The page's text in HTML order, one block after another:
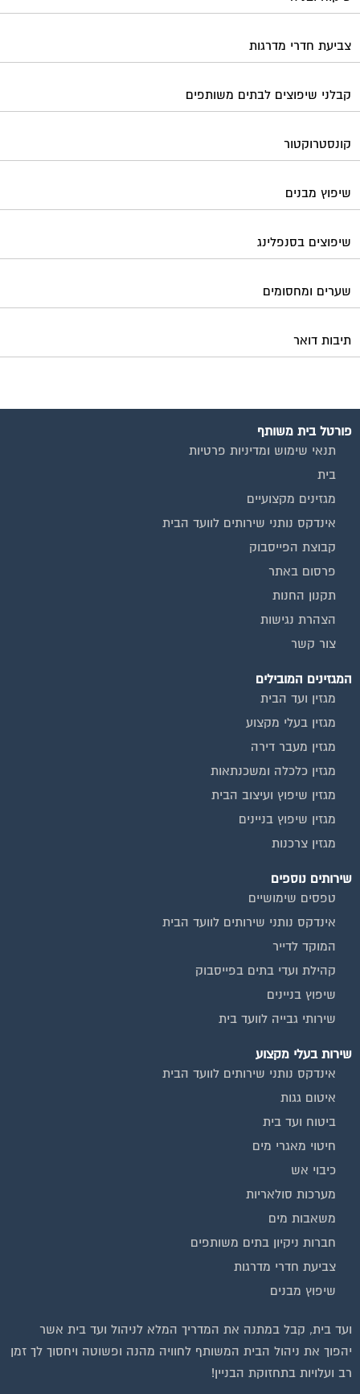
צביעת חדרי מדרגות
קבלני שיפוצים לבתים משותפים
קונסטרוקטור
שיפוץ מבנים
שיפוצים בסנפלינג
שערים ומחסומים
תיבות דואר
פורטל בית משותף
תנאי שימוש ומדיניות פרטיות
בית
מגזינים מקצועיים
אינדקס נותני שירותים לוועד הבית
קבוצת הפייסבוק
פרסום באתר
תקנון החנות
הצהרת נגישות
צור קשר
המגזינים המובילים
מגזין ועד הבית
מגזין בעלי מקצוע
מגזין מעבר דירה
מגזין כלכלה ומשכנתאות
מגזין שיפוץ ועיצוב הבית
מגזין שיפוץ בניינים
מגזין צרכנות
שירותים נוספים
טפסים שימושיים
אינדקס נותני שירותים לוועד הבית
המוקד לדייר
קהילת ועדי בתים בפייסבוק
שיפוץ בניינים
שירותי גבייה לוועד בית
שירות בעלי מקצוע
אינדקס נותני שירותים לוועד הבית
איטום גגות
ביטוח ועד בית
חיטוי מאגרי מים
כיבוי אש
מערכות סולאריות
משאבות מים
חברות ניקיון בתים משותפים
צביעת חדרי מדרגות
שיפוץ מבנים
ועד בית, קבל במתנה את המדריך המלא לניהול ועד בית אשר
יהפוך את ניהול הבית המשותף לחוויה מהנה ופשוטה ויחסוך לך זמן
רב ועלויות בתחזוקת הבניין!